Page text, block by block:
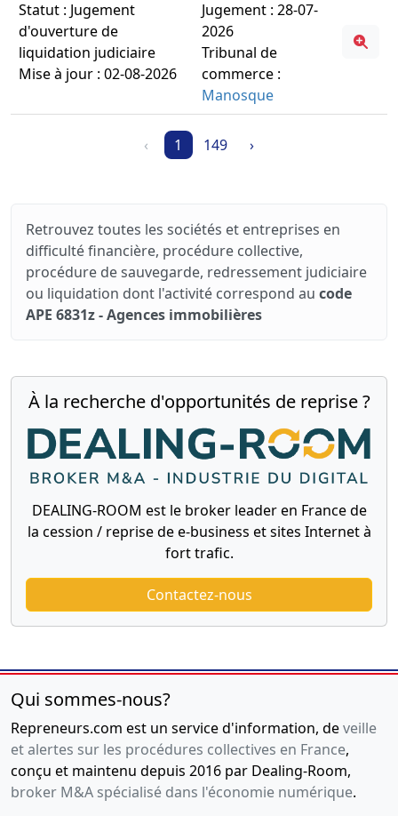
Statut : Jugement
d'ouverture de
liquidation judiciaire
Mise à jour : 02-08-2026
Jugement : 28-07-
2026
Tribunal de
commerce :
Manosque
‹ 1 149 ›
Retrouvez toutes les sociétés et entreprises en
difficulté financière, procédure collective,
procédure de sauvegarde, redressement judiciaire
ou liquidation dont l'activité correspond au code
APE 6831z - Agences immobilières
À la recherche d'opportunités de reprise ?
DEALING-ROOM est le broker leader en France de
la cession / reprise de e-business et sites Internet à
fort trafic.
Contactez-nous
Qui sommes-nous?
Repreneurs.com est un service d'information, deveille
et alertes sur les procédures collectives en France,
conçu et maintenu depuis 2016 par Dealing-Room,
broker M&A spécialisé dans l'économie numérique.